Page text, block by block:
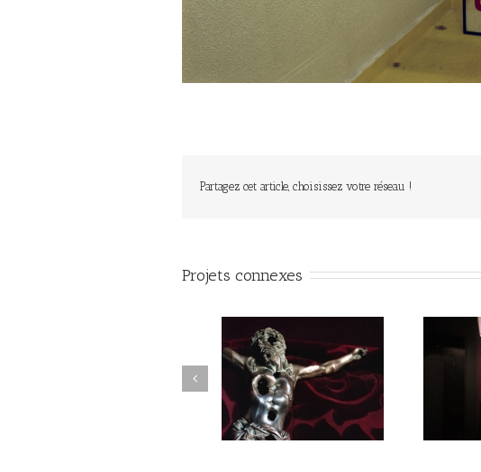
Partagez cet article, choisissez votre réseau !
Projets connexes
Calle del Barco #026